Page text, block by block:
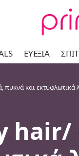
ΕΥΕΞΊΑ
και εκτυφλωτικά
hair/